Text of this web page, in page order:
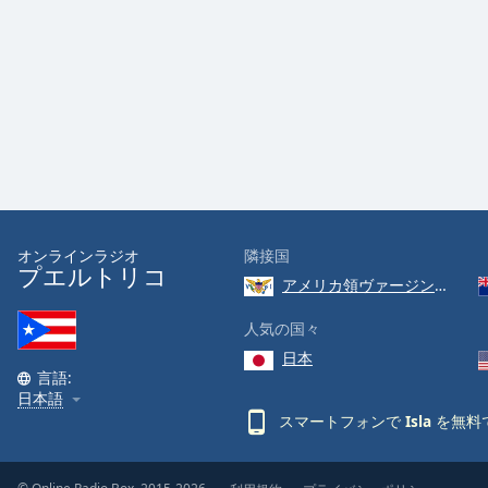
window.
Beginning
dialog
window.
Escape
will
and
オンラインラジオ
プエルトリコ
言語:
日本語
隣接国
アメリカ領ヴァージン諸島
人気の国々
日本
スマートフォンで Isla を無料